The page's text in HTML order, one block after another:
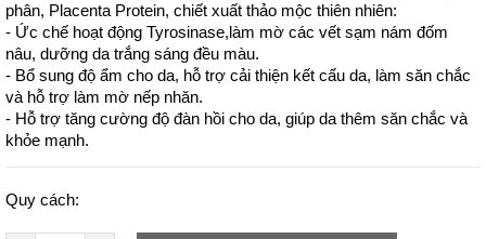
phân, Placenta Protein, chiết xuất thảo mộc thiên nhiên:
- Ức chế hoạt động Tyrosinase,làm mờ các vết sạm nám đốm
nâu, dưỡng da trắng sáng đều màu.
- Bổ sung độ ẩm cho da, hỗ trợ cải thiện kết cấu da, làm săn chắc
và hỗ trợ làm mờ nếp nhăn.
- Hỗ trợ tăng cường độ đàn hồi cho da, giúp da thêm săn chắc và
khỏe mạnh.
Quy cách: